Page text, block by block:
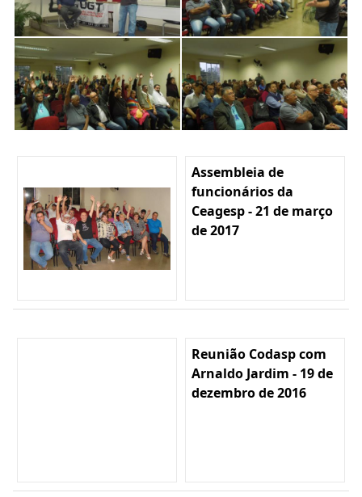
Assembleia de
funcionários da
Ceagesp - 21 de março
de 2017
Reunião Codasp com
Arnaldo Jardim - 19 de
dezembro de 2016